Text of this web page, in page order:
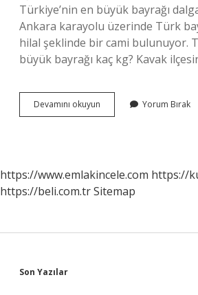
Türkiye’nin en büyük bayrağı
Ankara karayolu üzerinde Türk
hilal şeklinde bir cami bulunuyor.
büyük bayrağı kaç kg? Kavak
Devamını okuyun Dünyanın
En
Yorum Bırak
https://www.emlakincele.com https://
https://beli.com.trSitemap
Sidebar
Son Yazılar